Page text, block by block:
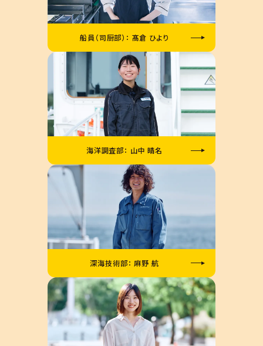
船員（司厨部）： 髙倉 ひより
海洋調査部： 山中 晴名
深海技術部： 麻野 航